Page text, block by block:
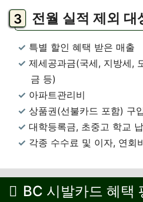
전월 실적 제외 대
특별 할인 혜택 받은 매출
제세공과금(국세, 지방세,
금 등)
아파트관리비
상품권(선불카드 포함) 구
대학등록금, 초중고 학교
각종 수수료 및 이자, 연회
BC 시발카드 혜택